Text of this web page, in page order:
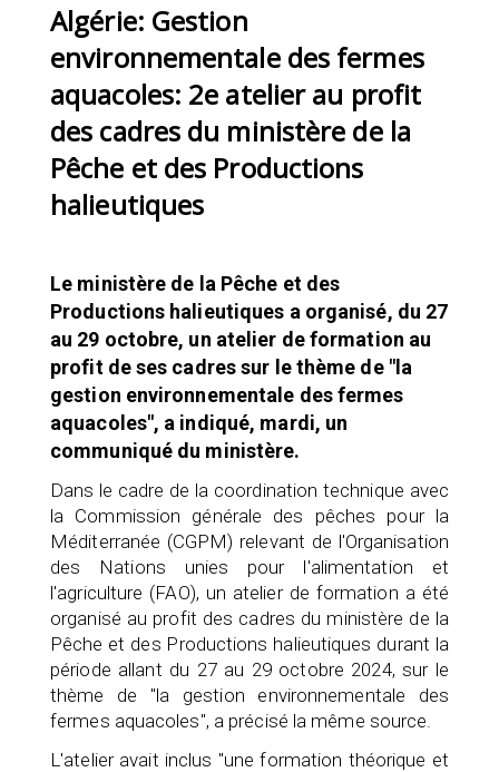
Algérie: Gestion
environnementale des fermes
aquacoles: 2e atelier au profit
des cadres du ministère de la
Pêche et des Productions
halieutiques
Le ministère de la Pêche et des
Productions halieutiques a organisé, du 27
au 29 octobre, un atelier de formation au
profit de ses cadres sur le thème de "la
gestion environnementale des fermes
aquacoles", a indiqué, mardi, un
communiqué du ministère.
Dans le cadre de la coordination technique avec
la Commission générale des pêches pour la
Méditerranée (CGPM) relevant de l'Organisation
des Nations unies pour l'alimentation et
l'agriculture (FAO), un atelier de formation a été
organisé au profit des cadres du ministère de la
Pêche et des Productions halieutiques durant la
période allant du 27 au 29 octobre 2024, sur le
thème de "la gestion environnementale des
fermes aquacoles", a précisé la même source.
L'atelier avait inclus "une formation théorique et